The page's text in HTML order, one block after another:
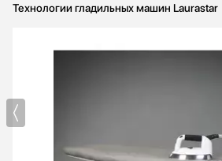
Технологии гладильных машин Laurastar